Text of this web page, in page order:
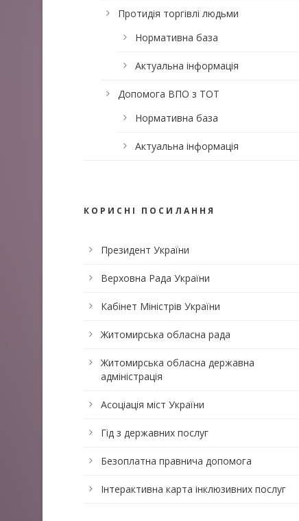
Протидія торгівлі людьми
Нормативна база
Актуальна інформація
Допомога ВПО з ТОТ
Нормативна база
Актуальна інформація
КОРИСНІ ПОСИЛАННЯ
Президент України
Верховна Рада України
Кабінет Міністрів України
Житомирська обласна рада
Житомирська обласна державна
адміністрація
Асоціація міст України
Гід з державних послуг
Безоплатна правнича допомога
Інтерактивна карта інклюзивних послуг